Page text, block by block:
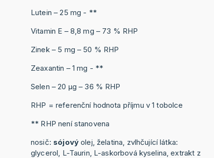
Lutein – 25 mg - **
Vitamin E – 8,8 mg – 73 % RHP
Zinek – 5 mg – 50 % RHP
Zeaxantin – 1 mg - **
Selen – 20 μg – 36 % RHP
RHP = referenční hodnota příjmu v 1 tobolce
** RHP není stanovena
nosič: sójovýolej, želatina, zvlhčující látka:
glycerol, L-Taurin, L-askorbová kyselina, extrakt z